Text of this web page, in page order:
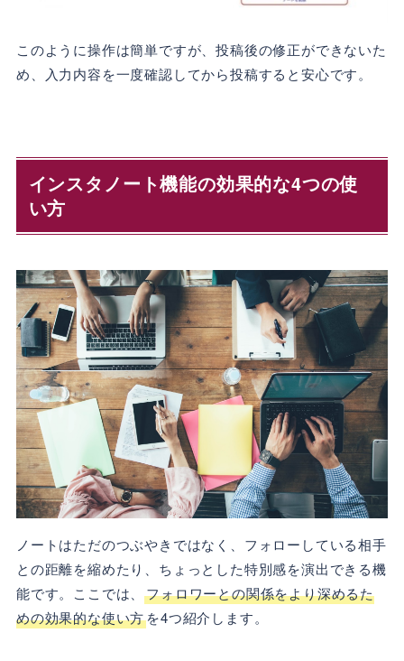
このように操作は簡単ですが、投稿後の修正ができないた
め、入力内容を一度確認してから投稿すると安心です。
インスタノート機能の効果的な4つの使
い方
ノートはただのつぶやきではなく、フォローしている相手
との距離を縮めたり、ちょっとした特別感を演出できる機
能です。ここでは、フォロワーとの関係をより深めるた
めの効果的な使い方を4つ紹介します。